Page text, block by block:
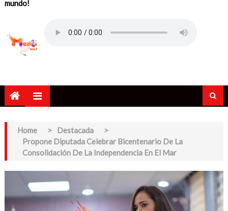
mundo!
Home > Destacada
>
Propone Diputada Celebrar Bicentenario De La
Consolidación De La Independencia En El Mar